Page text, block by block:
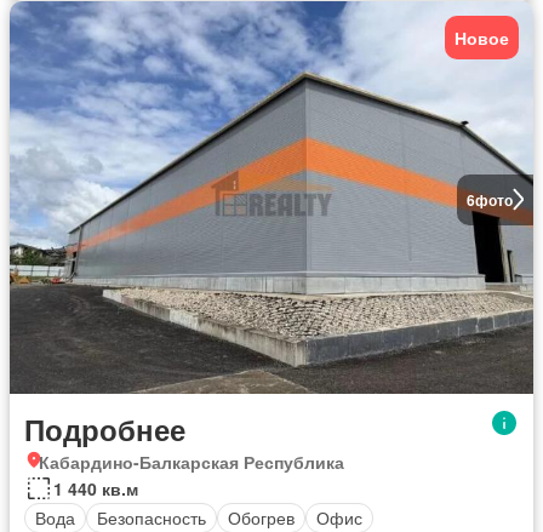
6фото
Новое
Подробнее
Кабардино-Балкарская Республика
1 440 кв.м
Вода
Безопасность Обогрев Офис